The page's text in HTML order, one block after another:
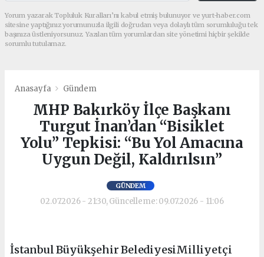
Yorum yazarak Topluluk Kuralları’nı kabul etmiş bulunuyor ve yurt-haber.com
sitesine yaptığınız yorumunuzla ilgili doğrudan veya dolaylı tüm sorumluluğu tek
başınıza üstleniyorsunuz. Yazılan tüm yorumlardan site yönetimi hiçbir şekilde
sorumlu tutulamaz.
Anasayfa Gündem
MHP Bakırköy İlçe Başkanı
Turgut İnan’dan “Bisiklet
Yolu” Tepkisi: “Bu Yol Amacına
Uygun Değil, Kaldırılsın”
GÜNDEM
02.07.2026 - 21:30, Güncelleme: 09.07.2026 - 11:06
İstanbul Büyükşehir BelediyesiMilliyetçi